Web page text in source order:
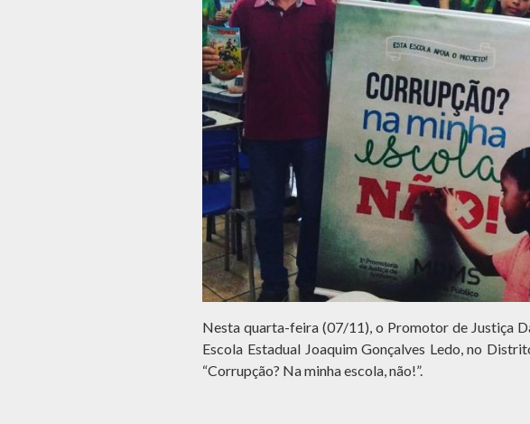
Nesta quarta-feira (07/11), o Promotor de Justiça
Escola Estadual Joaquim Gonçalves Ledo, no
“Corrupção? Na minha escola, não!”.